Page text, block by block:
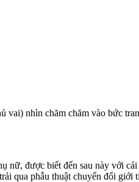
nhìn chăm chăm vào bức
nữ, được biết đến sau này với
qua phẫu thuật chuyển đổi giới